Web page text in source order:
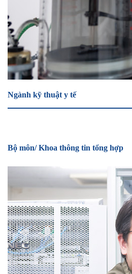
Ngành kỹ thuật y tế
Bộ môn/ Khoa thông tin tổng hợp